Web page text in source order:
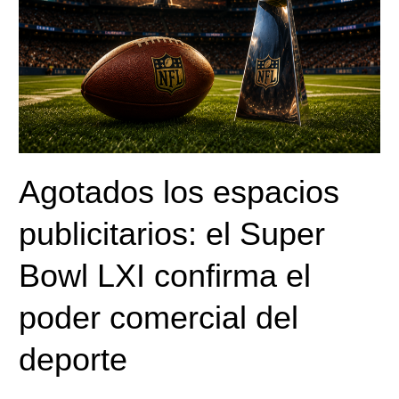
Agotados los espacios
publicitarios: el Super
Bowl LXI confirma el
poder comercial del
deporte
Super
Bowl
LXI
confirma
el
poder
comercial
deporte